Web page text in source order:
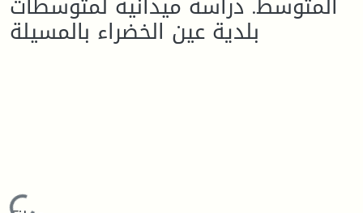
بلدية عين الخضراء بالمسيلة